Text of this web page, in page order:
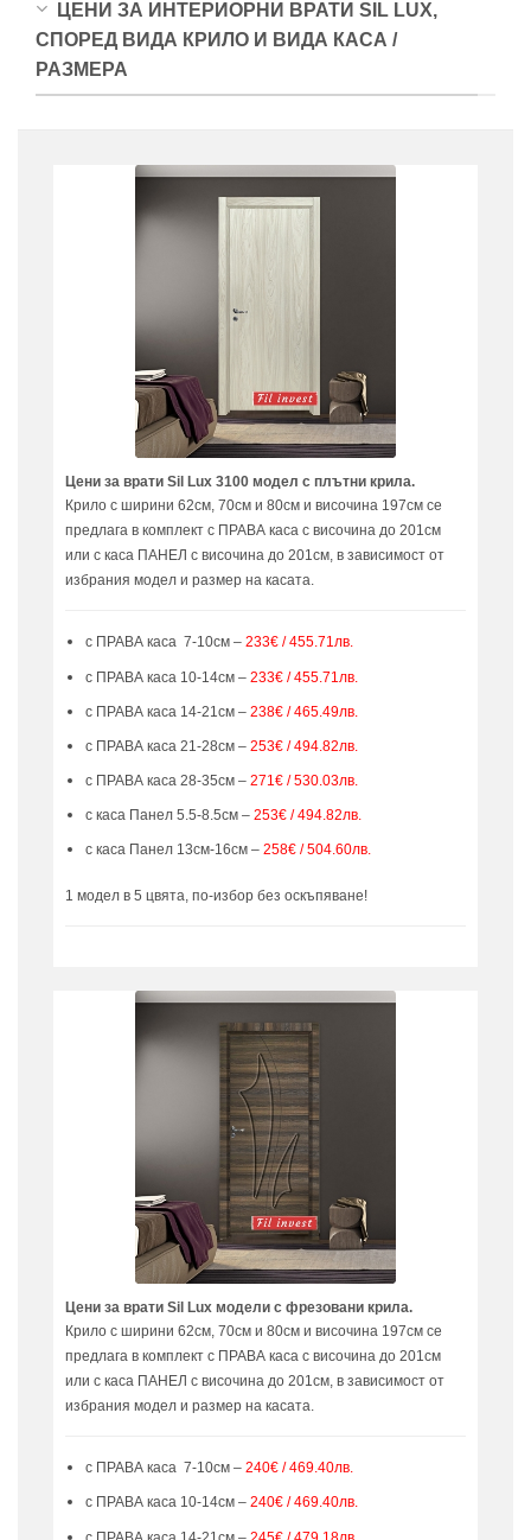
ЦЕНИ ЗА ИНТЕРИОРНИ ВРАТИ SIL LUX,
СПОРЕД ВИДА КРИЛО И ВИДА КАСА /
РАЗМЕРА
Цени за врати Sil Lux 3100 модел с плътни крила.
Крило с ширини 62см, 70см и 80см и височина 197см се
предлага в комплект с ПРАВА каса с височина до 201см
или с каса ПАНЕЛ с височина до 201см, в зависимост от
избрания модел и размер на касата.
с ПРАВА каса 7-10см –233€ / 455.71лв.
с ПРАВА каса 10-14см –233€ / 455.71лв.
с ПРАВА каса 14-21см –238€ / 465.49лв.
с ПРАВА каса 21-28см –253€ / 494.82лв.
с ПРАВА каса 28-35см –271€ / 530.03лв.
с каса Панел 5.5-8.5см –253€ / 494.82лв.
с каса Панел 13см-16см –258€ / 504.60лв.
1 модел в 5 цвята, по-избор без оскъпяване!
Цени за врати Sil Lux модели с фрезовани крила.
Крило с ширини 62см, 70см и 80см и височина 197см се
предлага в комплект с ПРАВА каса с височина до 201см
или с каса ПАНЕЛ с височина до 201см, в зависимост от
избрания модел и размер на касата.
с ПРАВА каса 7-10см –240€ / 469.40лв.
с ПРАВА каса 10-14см –240€ / 469.40лв.